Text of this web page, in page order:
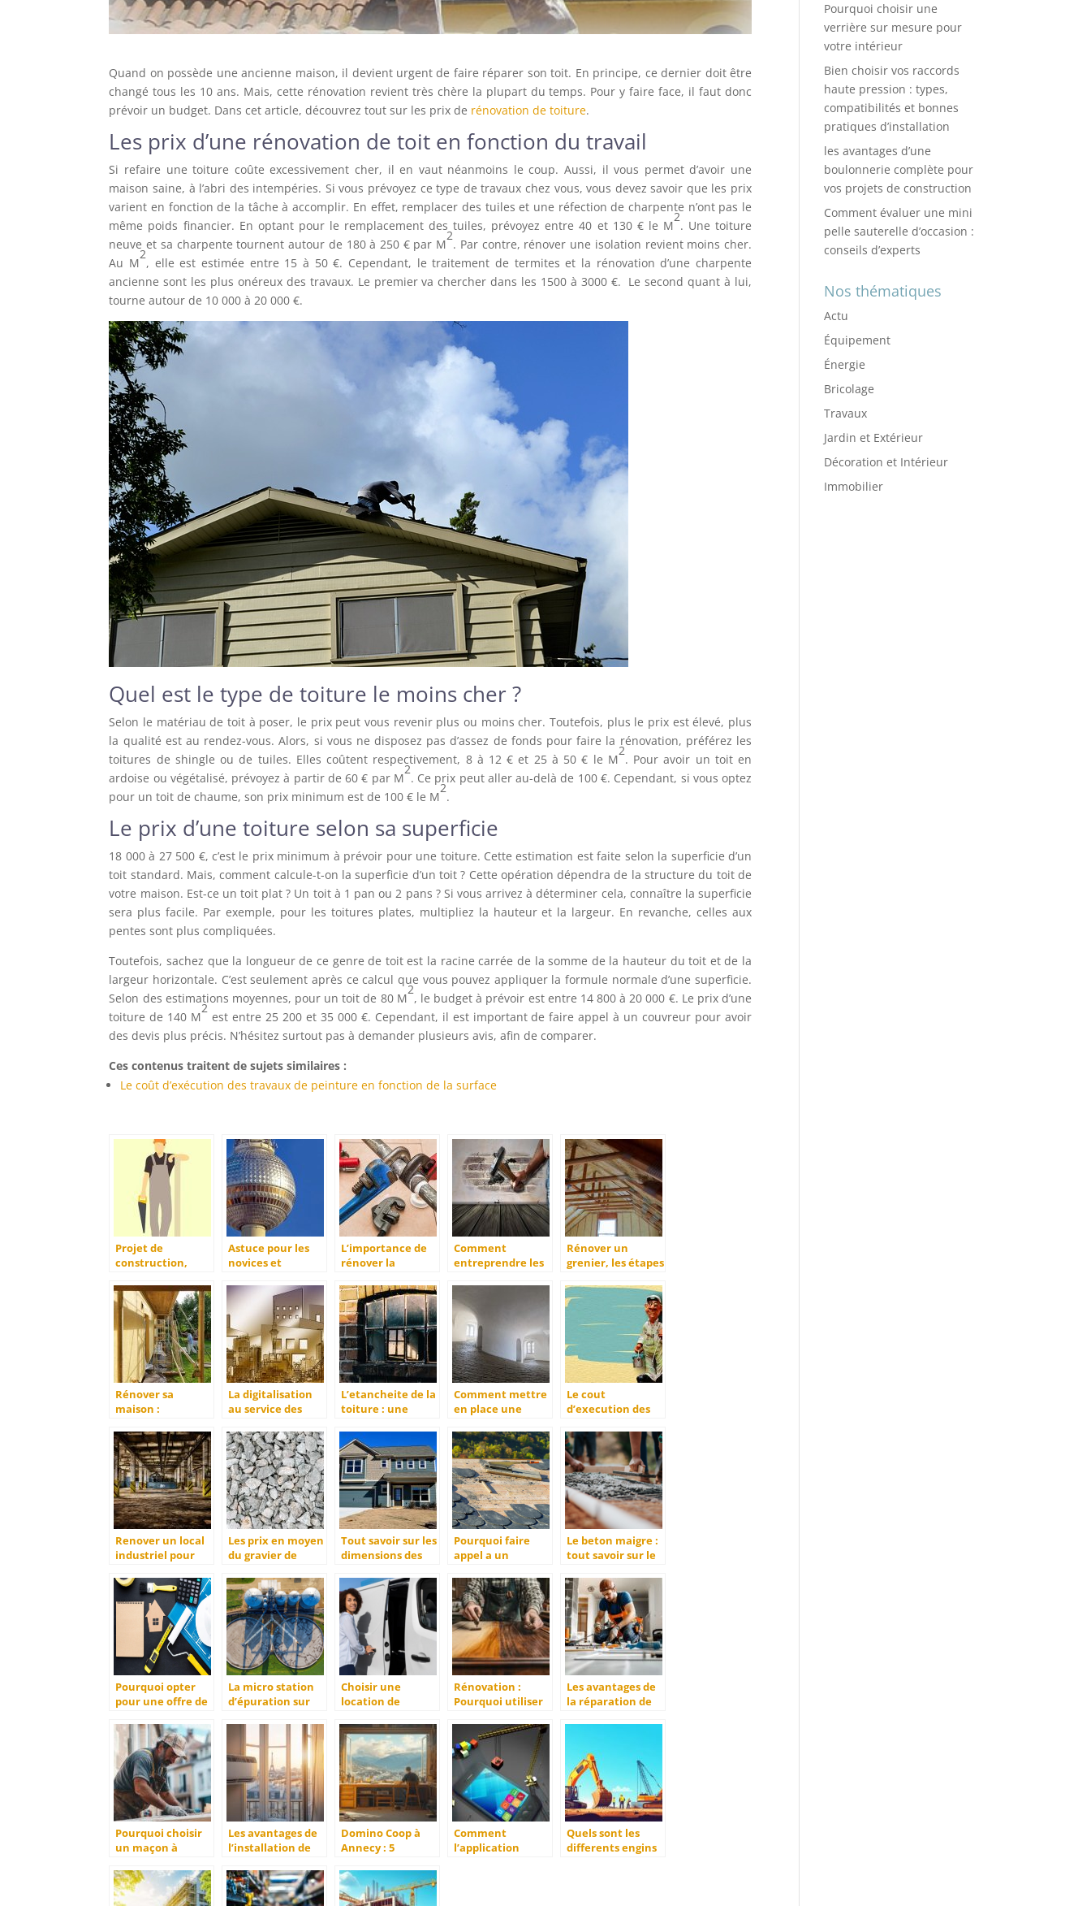
Quand on possède une ancienne maison, il devient urgent de faire réparer son toit. En principe, ce dernier doit être
changé tous les 10 ans. Mais, cette rénovation revient très chère la plupart du temps. Pour y faire face, il faut donc
prévoir un budget. Dans cet article, découvrez tout sur les prix de rénovation de toiture.
Les prix d’une rénovation de toit en fonction du travail
Si refaire une toiture coûte excessivement cher, il en vaut néanmoins le coup. Aussi, il vous permet d’avoir une
maison saine, à l’abri des intempéries. Si vous prévoyez ce type de travaux chez vous, vous devez savoir que les prix
varient en fonction de la tâche à accomplir. En effet, remplacer des tuiles et une réfection de charpente n’ont pas le
même poids financier. En optant pour le remplacement des tuiles, prévoyez entre 40 et 130 € le M
2
. Une toiture
neuve et sa charpente tournent autour de 180 à 250 € par M
2
. Par contre, rénover une isolation revient moins cher.
Au M
2
, elle est estimée entre 15 à 50 €. Cependant, le traitement de termites et la rénovation d’une charpente
ancienne sont les plus onéreux des travaux. Le premier va chercher dans les 1500 à 3000 €. Le second quant à lui,
tourne autour de 10 000 à 20 000 €.
Quel est le type de toiture le moins cher ?
Selon le matériau de toit à poser, le prix peut vous revenir plus ou moins cher. Toutefois, plus le prix est élevé, plus
la qualité est au rendez-vous. Alors, si vous ne disposez pas d’assez de fonds pour faire la rénovation, préférez les
toitures de shingle ou de tuiles. Elles coûtent respectivement, 8 à 12 € et 25 à 50 € le M
2
. Pour avoir un toit en
ardoise ou végétalisé, prévoyez à partir de 60 € par M
2
. Ce prix peut aller au-delà de 100 €. Cependant, si vous optez
pour un toit de chaume, son prix minimum est de 100 € le M
2
.
Le prix d’une toiture selon sa superficie
18 000 à 27 500 €, c’est le prix minimum à prévoir pour une toiture. Cette estimation est faite selon la superficie d’un
toit standard. Mais, comment calcule-t-on la superficie d’un toit ? Cette opération dépendra de la structure du toit de
votre maison. Est-ce un toit plat ? Un toit à 1 pan ou 2 pans ? Si vous arrivez à déterminer cela, connaître la superficie
sera plus facile. Par exemple, pour les toitures plates, multipliez la hauteur et la largeur. En revanche, celles aux
pentes sont plus compliquées.
Toutefois, sachez que la longueur de ce genre de toit est la racine carrée de la somme de la hauteur du toit et de la
largeur horizontale. C’est seulement après ce calcul que vous pouvez appliquer la formule normale d’une superficie.
Selon des estimations moyennes, pour un toit de 80 M
2
, le budget à prévoir est entre 14 800 à 20 000 €. Le prix d’une
toiture de 140 M
2
est entre 25 200 et 35 000 €. Cependant, il est important de faire appel à un couvreur pour avoir
des devis plus précis. N’hésitez surtout pas à demander plusieurs avis, afin de comparer.
Ces contenus traitent de sujets similaires :
Le coût d’exécution des travaux de peinture en fonction de la surface
Projet de
construction,
concept d’Eco-
construction?
Astuce pour les
novices et
L’importance de
rénover la
Comment
entreprendre les
votre maison ?
Rénover un
grenier, les étapes
Rénover sa
maison :
sa rénovation ?
La digitalisation
au service des
constructions de
batiments
L’etancheite de la
toiture : une
Comment mettre
en place une
placo ?
Le cout
d’execution des
peinture en
fonction de la
surface
Renover un local
industriel pour
entreprise
Les prix en moyen
du gravier de
a la tonne
Tout savoir sur les
dimensions des
standards
Pourquoi faire
appel a un
travaux ?
Le beton maigre :
tout savoir sur le
la pose
Pourquoi opter
pour une offre de
dédiée au crédit
travaux et
décoration ?
La micro station
d’épuration sur
optimiser votre
projet
d’assainissement
Choisir une
location de
à l’heure : Quand
et Pourquoi ?
Rénovation :
Pourquoi utiliser
Les avantages de
la réparation de
Pourquoi choisir
un maçon à
projets de
rénovation?
Les avantages de
l’installation de
des professionnels
en Île-de-France
Domino Coop à
Annecy : 5
choisir les
meilleurs artisans
Comment
l’application
Quels sont les
differents engins
Pourquoi choisir une
verrière sur mesure pour
votre intérieur
Bien choisir vos raccords
haute pression : types,
compatibilités et bonnes
pratiques d’installation
les avantages d’une
boulonnerie complète pour
vos projets de construction
Comment évaluer une mini
pelle sauterelle d’occasion :
conseils d’experts
Nos thématiques
Actu
Équipement
Énergie
Bricolage
Travaux
Jardin et Extérieur
Décoration et Intérieur
Immobilier